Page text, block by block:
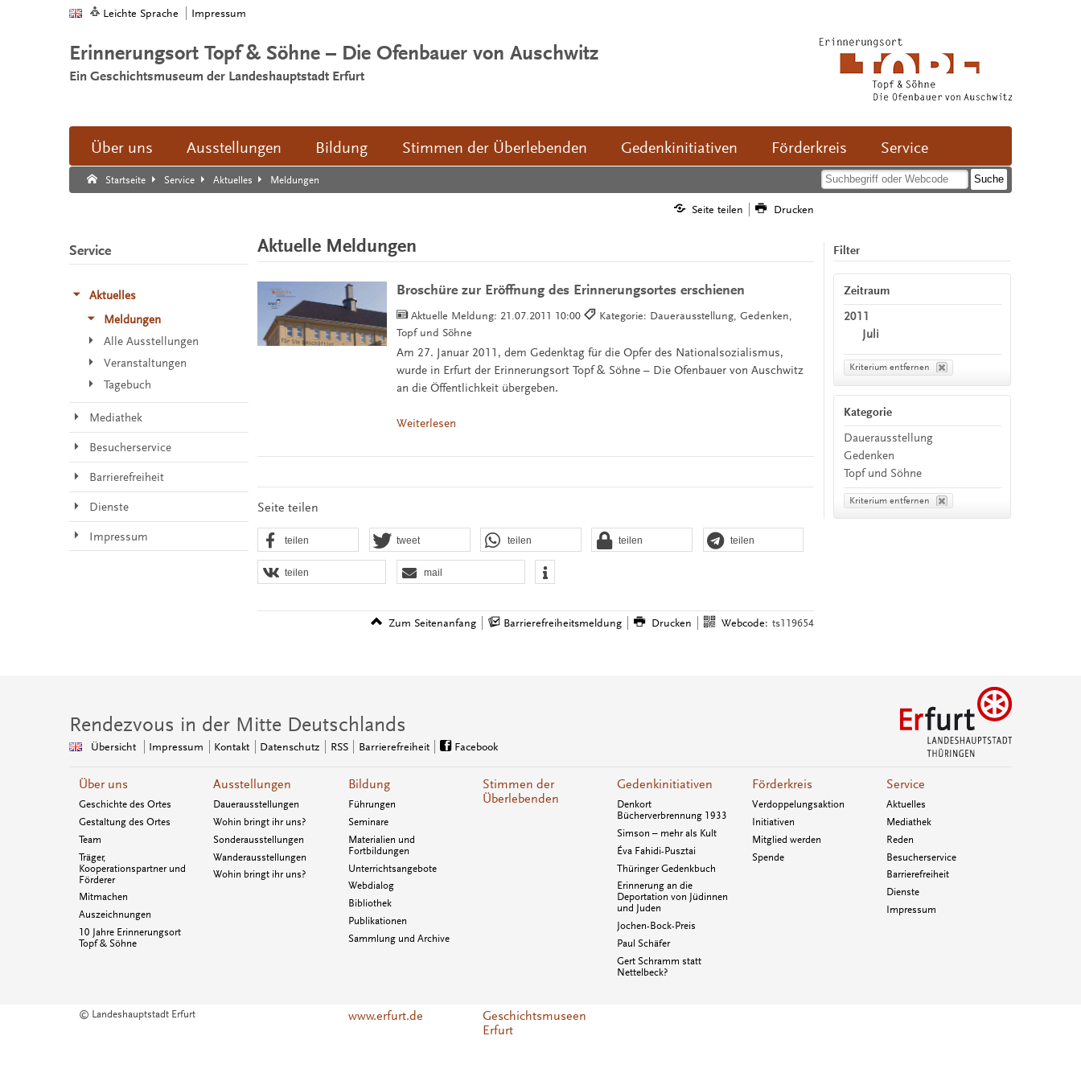
Leichte Sprache Impressum
Erinnerungsort Topf & Söhne – Die Ofenbauer von Auschwitz
Ein Geschichtsmuseum der Landeshauptstadt Erfurt
Über uns Ausstellungen Bildung Stimmen der Überlebenden Gedenkinitiativen Förderkreis Service
Startseite Service Aktuelles Meldungen
Suche:
Suche Ende.
Seite teilen Drucken
Aktuelle Meldungen
Broschüre zur Eröffnung des Erinnerungsortes erschienen
Aktuelle Meldung: 21.07.2011 10:00
Kategorie: Dauerausstellung, Gedenken,
Topf und Söhne
Am 27. Januar 2011, dem Gedenktag für die Opfer des Nationalsozialismus,
wurde in Erfurt der Erinnerungsort Topf & Söhne – Die Ofenbauer von Auschwitz
an die Öffentlichkeit übergeben.
Weiterlesen
Seite teilen
teilen tweet teilen teilen teilen
teilen mail
Zum Seitenanfang Barrierefreiheitsmeldung Drucken Webcode: ts119654
Filter
Zeitraum
2011
Juli
Kriterium entfernen
Kategorie
Dauerausstellung
Gedenken
Topf und Söhne
Kriterium entfernen
Service
Aktuelles
Meldungen
Alle Ausstellungen
Veranstaltungen
Tagebuch
Mediathek
Besucherservice
Barrierefreiheit
Dienste
Impressum
Rendezvous in der Mitte Deutschlands
Übersicht Impressum Kontakt Datenschutz RSS Barrierefreiheit Facebook
Über uns
Geschichte des Ortes
Gestaltung des Ortes
Team
Träger,
Kooperationspartner und
Förderer
Mitmachen
Auszeichnungen
10 Jahre Erinnerungsort
Topf & Söhne
Ausstellungen
Dauerausstellungen
Wohin bringt ihr uns?
Sonderausstellungen
Wanderausstellungen
Wohin bringt ihr uns?
Bildung
Führungen
Seminare
Materialien und
Fortbildungen
Unterrichtsangebote
Webdialog
Bibliothek
Publikationen
Sammlung und Archive
Stimmen der
Überlebenden
Gedenkinitiativen
Denkort
Bücherverbrennung 1933
Simson – mehr als Kult
Éva Fahidi-Pusztai
Thüringer Gedenkbuch
Erinnerung an die
Deportation von Jüdinnen
und Juden
Jochen-Bock-Preis
Paul Schäfer
Gert Schramm statt
Nettelbeck?
Förderkreis
Verdoppelungsaktion
Initiativen
Mitglied werden
Spende
Service
Aktuelles
Mediathek
Reden
Besucherservice
Barrierefreiheit
Dienste
Impressum
© Landeshauptstadt Erfurt www.erfurt.de
Geschichtsmuseen
Erfurt